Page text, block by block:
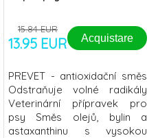
15.84 EUR
13.95 EUR Acquistare
PREVET - antioxidační směs
Odstraňuje volné radikály
Veterinární přípravek pro
psy Směs olejů, bylin a
astaxanthinu s vysokou